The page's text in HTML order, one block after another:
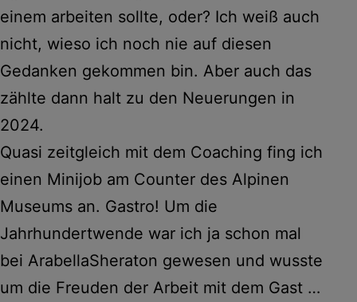
einem arbeiten sollte, oder? Ich weiß auch
nicht, wieso ich noch nie auf diesen
Gedanken gekommen bin. Aber auch das
zählte dann halt zu den Neuerungen in
2024.
Quasi zeitgleich mit dem Coaching fing ich
einen Minijob am Counter des Alpinen
Museums an. Gastro! Um die
Jahrhundertwende war ich ja schon mal
bei ArabellaSheraton gewesen und wusste
um die Freuden der Arbeit mit dem Gast …